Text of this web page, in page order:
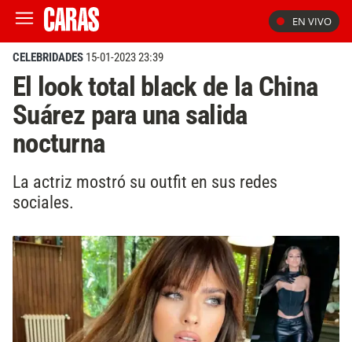
EN VIVO
CELEBRIDADES 15-01-2023 23:39
El look total black de la China
Suárez para una salida
nocturna
La actriz mostró su outfit en sus redes
sociales.